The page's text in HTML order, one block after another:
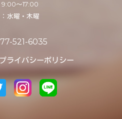
～17:00
水曜・木曜
521-6035
プライバシーポリシー